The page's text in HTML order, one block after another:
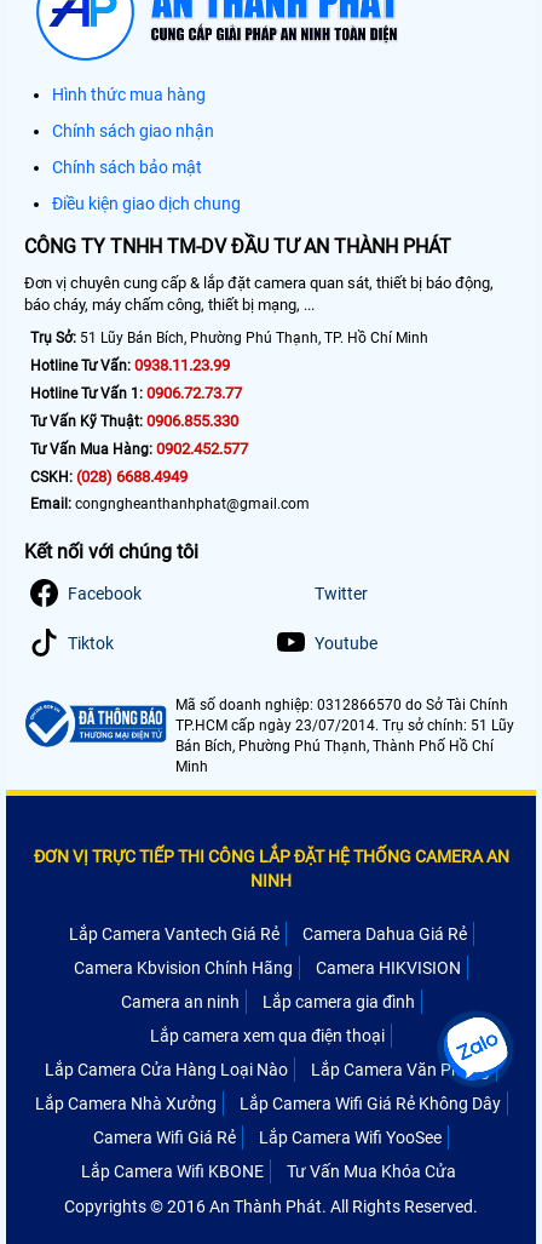
Hình thức mua hàng
Chính sách giao nhận
Chính sách bảo mật
Điều kiện giao dịch chung
CÔNG TY TNHH TM-DV ĐẦU TƯ AN THÀNH PHÁT
Đơn vị chuyên cung cấp & lắp đặt camera quan sát, thiết bị báo động,
báo cháy, máy chấm công, thiết bị mạng, ...
Trụ Sở: 51 Lũy Bán Bích, Phường Phú Thạnh, TP. Hồ Chí Minh
Hotline Tư Vấn: 0938.11.23.99
Hotline Tư Vấn 1: 0906.72.73.77
Tư Vấn Kỹ Thuật: 0906.855.330
Tư Vấn Mua Hàng: 0902.452.577
CSKH: (028) 6688.4949
Email: congngheanthanhphat@gmail.com
Kết nối với chúng tôi
Facebook Twitter
Tiktok Youtube
Mã số doanh nghiệp: 0312866570 do Sở Tài Chính
TP.HCM cấp ngày 23/07/2014. Trụ sở chính: 51 Lũy
Bán Bích, Phường Phú Thạnh, Thành Phố Hồ Chí
Minh
ĐƠN VỊ TRỰC TIẾP THI CÔNG LẮP ĐẶT HỆ THỐNG CAMERA AN
NINH
Lắp Camera Vantech Giá Rẻ
Camera Dahua Giá Rẻ
Camera Kbvision Chính Hãng
Camera HIKVISION
Camera an ninh
Lắp camera gia đình
Lắp camera xem qua điện thoại
Lắp Camera Cửa Hàng Loại Nào
Lắp Camera Văn Phòng
Lắp Camera Nhà Xưởng
Lắp Camera Wifi Giá Rẻ Không Dây
Camera Wifi Giá Rẻ
Lắp Camera Wifi YooSee
Lắp Camera Wifi KBONE
Tư Vấn Mua Khóa Cửa
Copyrights © 2016 An Thành Phát. All Rights Reserved.